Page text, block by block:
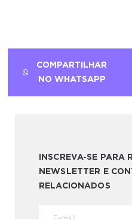
COMPARTILHAR
NO WHATSAPP
INSCREVA-SE PARA
NEWSLETTER E
RELACIONADOS